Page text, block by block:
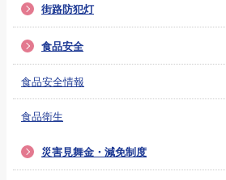
街路防犯灯
食品安全
食品安全情報
食品衛生
災害見舞金・減免制度